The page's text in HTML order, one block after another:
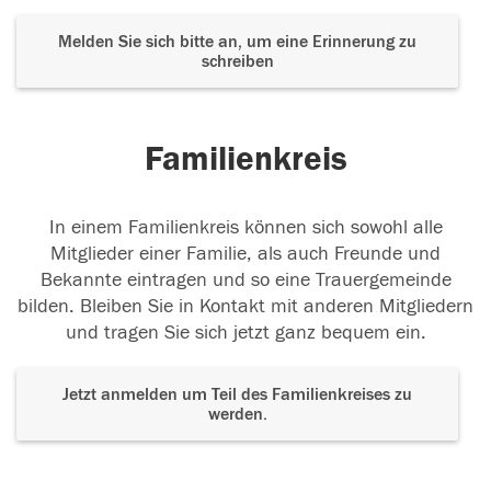
Melden Sie sich bitte an, um eine Erinnerung zu
schreiben
Familienkreis
In einem Familienkreis können sich sowohl alle
Mitglieder einer Familie, als auch Freunde und
Bekannte eintragen und so eine Trauergemeinde
bilden. Bleiben Sie in Kontakt mit anderen Mitgliedern
und tragen Sie sich jetzt ganz bequem ein.
Jetzt anmelden um Teil des Familienkreises zu
werden.